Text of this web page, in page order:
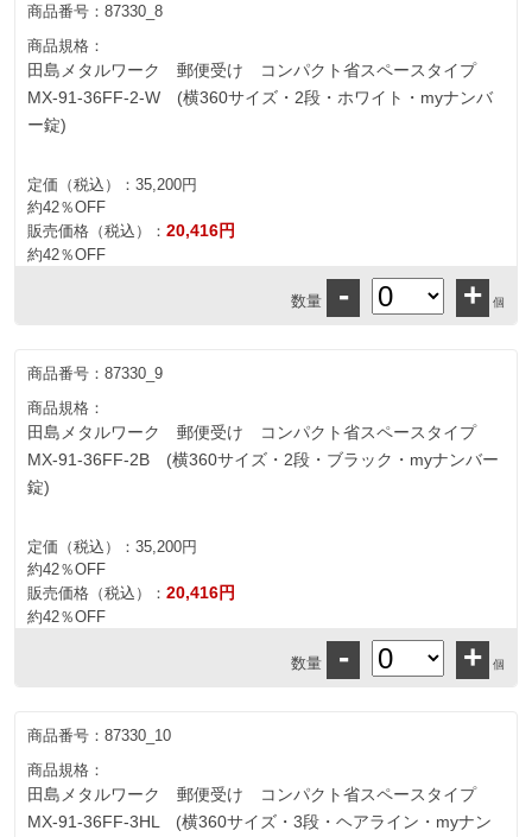
商品番号： 87330_8
商品規格：
田島メタルワーク 郵便受け コンパクト省スペースタイプ
MX-91-36FF-2-W (横360サイズ・2段・ホワイト・myナンバ
ー錠)
定価（税込）： 35,200円
約42％OFF
販売価格（税込）： 20,416円
約42％OFF
数量 - + 個
商品番号： 87330_9
商品規格：
田島メタルワーク 郵便受け コンパクト省スペースタイプ
MX-91-36FF-2B (横360サイズ・2段・ブラック・myナンバー
錠)
定価（税込）： 35,200円
約42％OFF
販売価格（税込）： 20,416円
約42％OFF
数量 - + 個
商品番号： 87330_10
商品規格：
田島メタルワーク 郵便受け コンパクト省スペースタイプ
MX-91-36FF-3HL (横360サイズ・3段・ヘアライン・myナン